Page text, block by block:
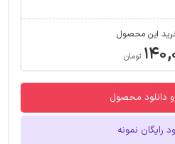
این محصول
تومان
دانلود محصول
رایگان نمونه